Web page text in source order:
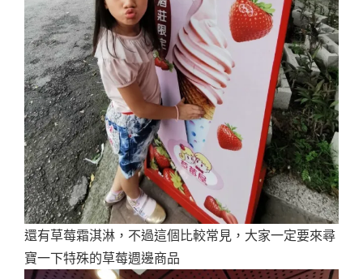
還有草莓霜淇淋，不過這個比較常見，大家一定要來尋
寶一下特殊的草莓週邊商品